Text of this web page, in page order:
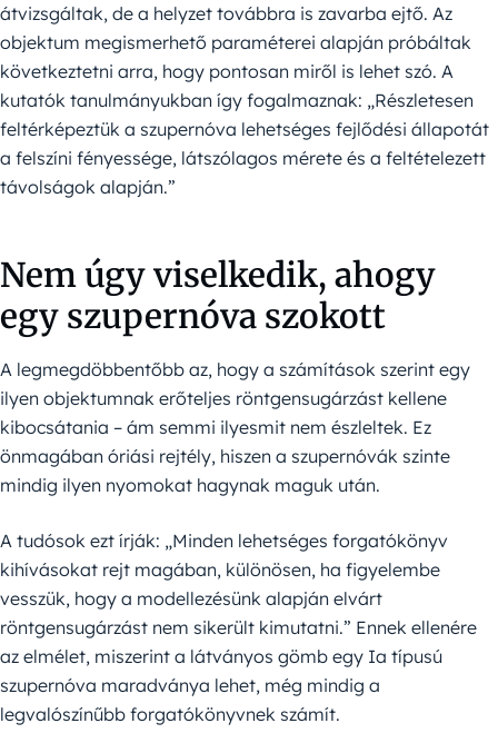
átvizsgáltak, de a helyzet továbbra is zavarba ejtő. Az
objektum megismerhető paraméterei alapján próbáltak
következtetni arra, hogy pontosan miről is lehet szó. A
kutatók tanulmányukban így fogalmaznak: „Részletesen
feltérképeztük a szupernóva lehetséges fejlődési állapotát
a felszíni fényessége, látszólagos mérete és a feltételezett
távolságok alapján.”
Nem úgy viselkedik, ahogy
egy szupernóva szokott
A legmegdöbbentőbb az, hogy a számítások szerint egy
ilyen objektumnak erőteljes röntgensugárzást kellene
kibocsátania – ám semmi ilyesmit nem észleltek. Ez
önmagában óriási rejtély, hiszen a szupernóvák szinte
mindig ilyen nyomokat hagynak maguk után.
A tudósok ezt írják: „Minden lehetséges forgatókönyv
kihívásokat rejt magában, különösen, ha figyelembe
vesszük, hogy a modellezésünk alapján elvárt
röntgensugárzást nem sikerült kimutatni.” Ennek ellenére
az elmélet, miszerint a látványos gömb egy Ia típusú
szupernóva maradványa lehet, még mindig a
legvalószínűbb forgatókönyvnek számít.